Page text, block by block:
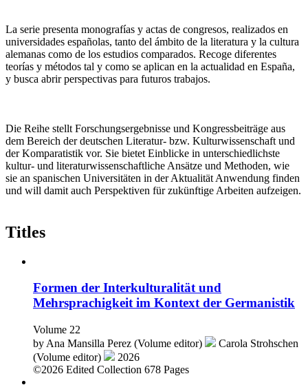
La serie presenta monografías y actas de congresos, realizados en
universidades españolas, tanto del ámbito de la literatura y la cultura
alemanas como de los estudios comparados. Recoge diferentes
teorías y métodos tal y como se aplican en la actualidad en España,
y busca abrir perspectivas para futuros trabajos.
Die Reihe stellt Forschungsergebnisse und Kongressbeiträge aus
dem Bereich der deutschen Literatur- bzw. Kulturwissenschaft und
der Komparatistik vor. Sie bietet Einblicke in unterschiedlichste
kultur- und literaturwissenschaftliche Ansätze und Methoden, wie
sie an spanischen Universitäten in der Aktualität Anwendung finden
und will damit auch Perspektiven für zukünftige Arbeiten aufzeigen.
Titles
Formen der Interkulturalität und
Mehrsprachigkeit im Kontext der Germanistik
Volume 22
by Ana Mansilla Perez (Volume editor)
Carola Strohschen
(Volume editor)
2026
©2026 Edited Collection 678 Pages